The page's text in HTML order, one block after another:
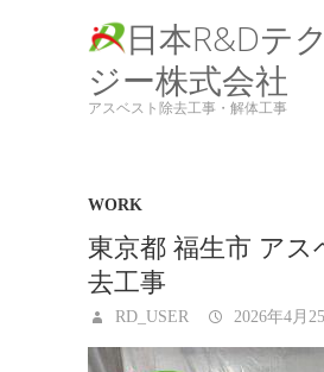
日本R&Dテ
ジー株式会社
アスベスト除去工事・解体工事
WORK
東京都 福生市 ア
去工事
RD_USER 2026年4月